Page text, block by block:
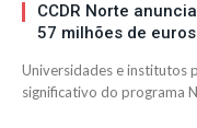
CCDR Norte
57 milhões de
Universidades e institutos
significativo do programa